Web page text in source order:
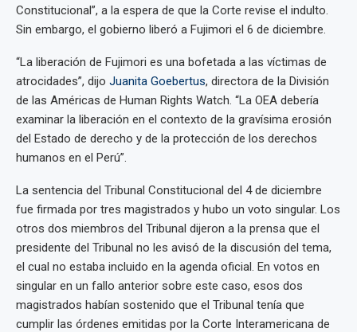
Constitucional”, a la espera de que la Corte revise el indulto.
Sin embargo, el gobierno liberó a Fujimori el 6 de diciembre.
“La liberación de Fujimori es una bofetada a las víctimas de
atrocidades”, dijo Juanita Goebertus, directora de la División
de las Américas de Human Rights Watch. “La OEA debería
examinar la liberación en el contexto de la gravísima erosión
del Estado de derecho y de la protección de los derechos
humanos en el Perú”.
La sentencia del Tribunal Constitucional del 4 de diciembre
fue firmada por tres magistrados y hubo un voto singular. Los
otros dos miembros del Tribunal dijeron a la prensa que el
presidente del Tribunal no les avisó de la discusión del tema,
el cual no estaba incluido en la agenda oficial. En votos en
singular en un fallo anterior sobre este caso, esos dos
magistrados habían sostenido que el Tribunal tenía que
cumplir las órdenes emitidas por la Corte Interamericana de